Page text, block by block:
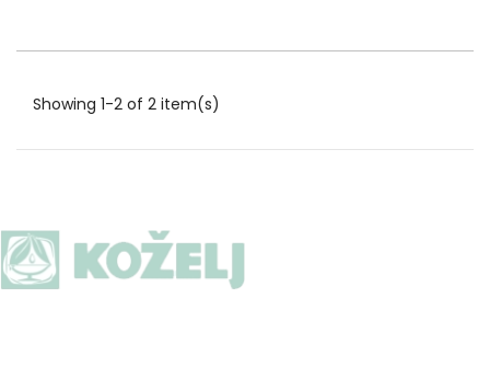
Showing 1-2 of 2 item(s)